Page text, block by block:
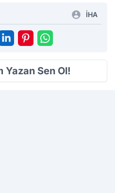
İHA
Yazan Sen Ol!